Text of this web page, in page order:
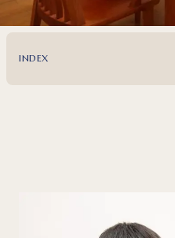
INDEX